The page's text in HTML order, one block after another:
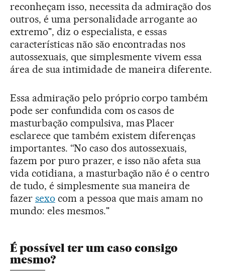
reconheçam isso, necessita da admiração dos
outros, é uma personalidade arrogante ao
extremo", diz o especialista, e essas
características não são encontradas nos
autossexuais, que simplesmente vivem essa
área de sua intimidade de maneira diferente.
Essa admiração pelo próprio corpo também
pode ser confundida com os casos de
masturbação compulsiva, mas Placer
esclarece que também existem diferenças
importantes. “No caso dos autossexuais,
fazem por puro prazer, e isso não afeta sua
vida cotidiana, a masturbação não é o centro
de tudo, é simplesmente sua maneira de
fazer sexo com a pessoa que mais amam no
mundo: eles mesmos."
É possível ter um caso consigo
mesmo?